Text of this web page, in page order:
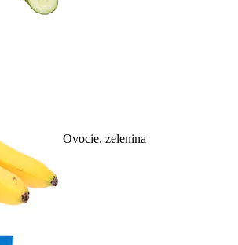
Ovocie, zelenina